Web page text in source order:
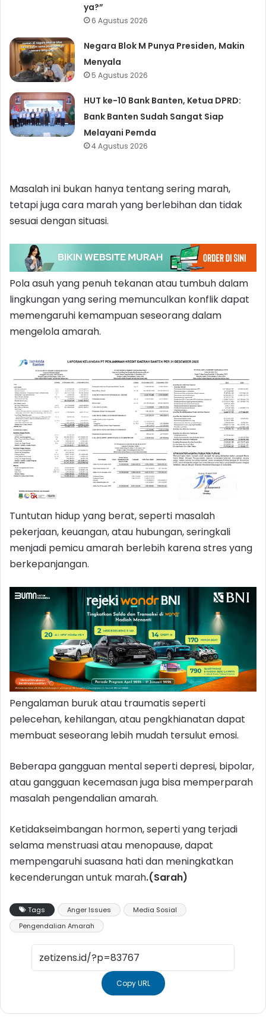
ya?”
6 Agustus 2026
Negara Blok M Punya Presiden, Makin
Menyala
5 Agustus 2026
HUT ke-10 Bank Banten, Ketua DPRD:
Bank Banten Sudah Sangat Siap
Melayani Pemda
4 Agustus 2026
Masalah ini bukan hanya tentang sering marah,
tetapi juga cara marah yang berlebihan dan tidak
sesuai dengan situasi.
Pola asuh yang penuh tekanan atau tumbuh dalam
lingkungan yang sering memunculkan konflik dapat
memengaruhi kemampuan seseorang dalam
mengelola amarah.
Tuntutan hidup yang berat, seperti masalah
pekerjaan, keuangan, atau hubungan, seringkali
menjadi pemicu amarah berlebih karena stres yang
berkepanjangan.
Pengalaman buruk atau traumatis seperti
pelecehan, kehilangan, atau pengkhianatan dapat
membuat seseorang lebih mudah tersulut emosi.
Beberapa gangguan mental seperti depresi, bipolar,
atau gangguan kecemasan juga bisa memperparah
masalah pengendalian amarah.
Ketidakseimbangan hormon, seperti yang terjadi
selama menstruasi atau menopause, dapat
mempengaruhi suasana hati dan meningkatkan
kecenderungan untuk marah.(Sarah)
Tags Anger Issues
Media Sosial
Pengendalian Amarah
Copy URL